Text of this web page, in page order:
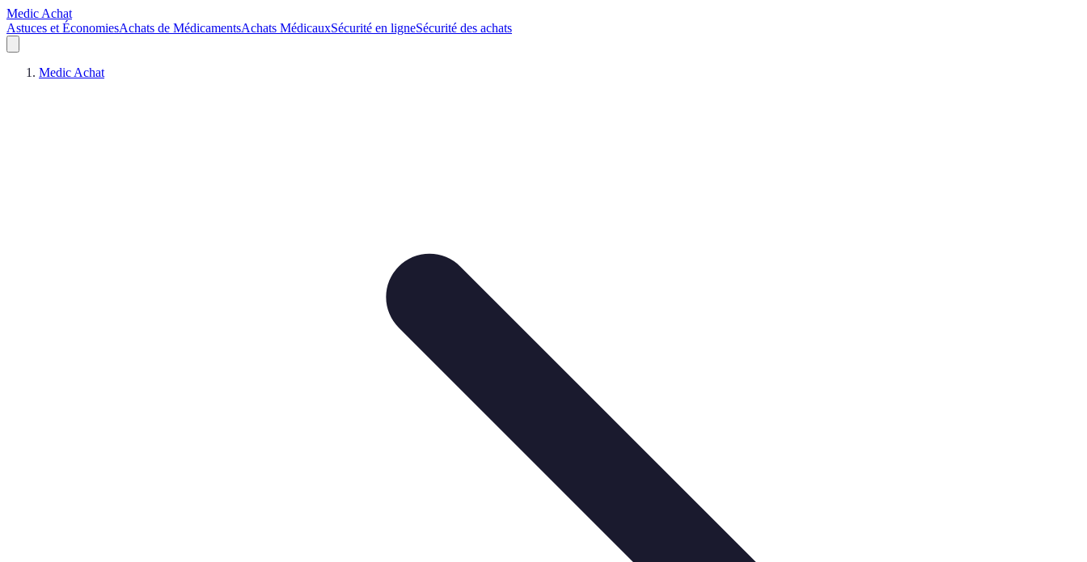
Medic Achat
Astuces et ÉconomiesAchats de MédicamentsAchats MédicauxSécurité en ligneSécurité des achats
Medic Achat